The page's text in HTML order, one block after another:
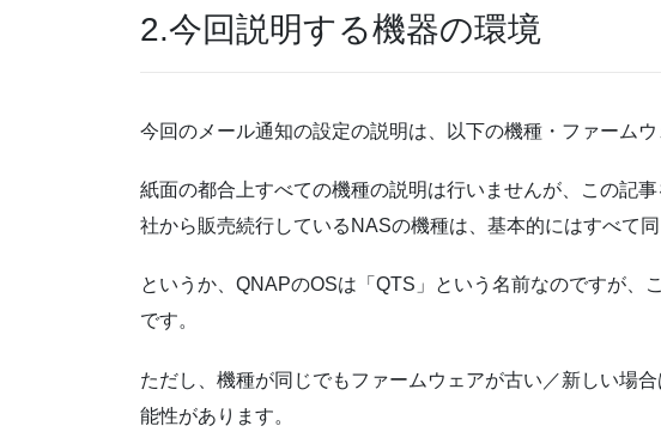
2.今回説明する機器の環境
今回のメール通知の設定の説明は、以下の機種・ファームウ
紙面の都合上すべての機種の説明は行いませんが、この記
社から販売続行しているNASの機種は、基本的にはすべて同
というか、QNAPのOSは「QTS」という名前なのですが、
です。
ただし、機種が同じでもファームウェアが古い／新しい場
能性があります。